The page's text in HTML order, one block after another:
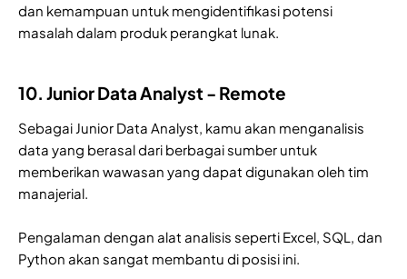
dan kemampuan untuk mengidentifikasi potensi
masalah dalam produk perangkat lunak.
10. Junior Data Analyst - Remote
Sebagai Junior Data Analyst, kamu akan menganalisis
data yang berasal dari berbagai sumber untuk
memberikan wawasan yang dapat digunakan oleh tim
manajerial.
Pengalaman dengan alat analisis seperti Excel, SQL, dan
Python akan sangat membantu di posisi ini.